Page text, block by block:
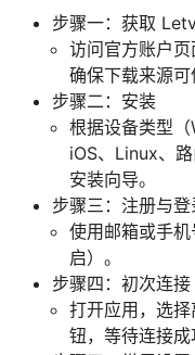
步骤一：获取
访问官方账户页
确保下载来源可
步骤二：安装
根据设备类型
iOS、Linux、
安装向导。
步骤三：注册与登
使用邮箱或手
启）。
步骤四：初次连接
打开应用，选
钮，等待连接成